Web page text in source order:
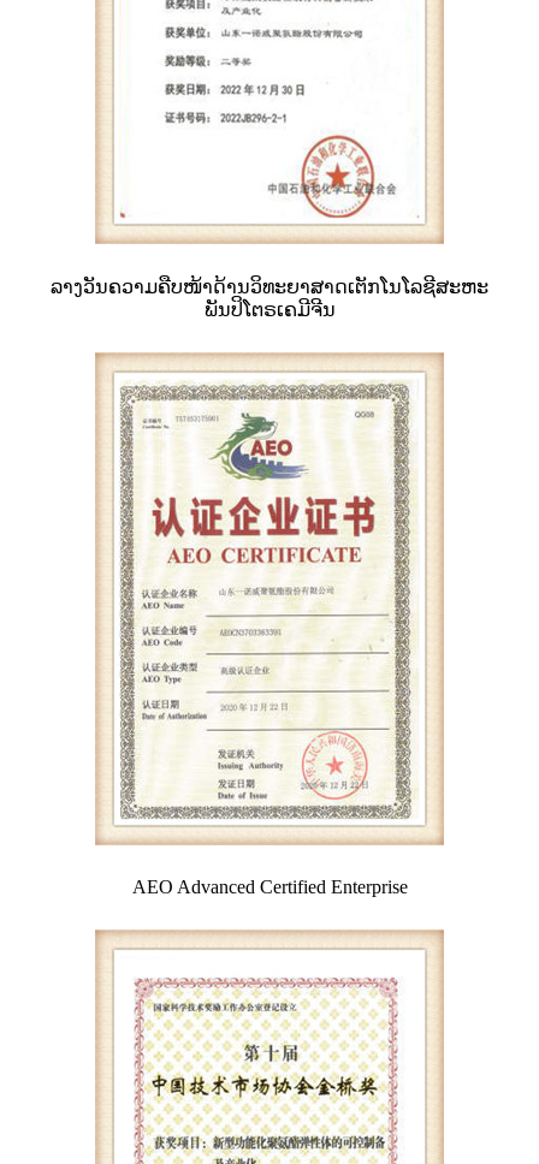
ລາງວັນ​ຄວາມ​ຄືບ​ໜ້າ​ດ້ານ​ວິ​ທະ​ຍາ​ສາດ​ເຕັກ​ໂນ​ໂລ​ຊີ​ສະ​ຫະ​
ພັນ​ປິ​ໂຕ​ຣ​ເຄ​ມີ​ຈີນ
AEO Advanced Certified Enterprise